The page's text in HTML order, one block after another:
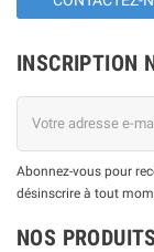
INSCRIPTION
Abonnez-vous pour
désinscrire à tout
NOS PRODUITS